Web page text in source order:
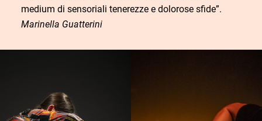
medium di sensoriali tenerezze e dolorose sfide”.
Marinella Guatterini